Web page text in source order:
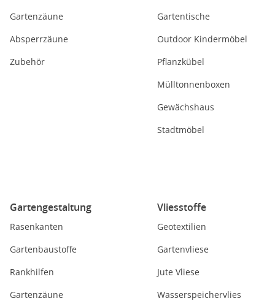
Gartenzäune
Absperrzäune
Zubehör
Gartentische
Outdoor Kindermöbel
Pflanzkübel
Mülltonnenboxen
Gewächshaus
Stadtmöbel
Gartengestaltung
Rasenkanten
Gartenbaustoffe
Rankhilfen
Gartenzäune
Vliesstoffe
Geotextilien
Gartenvliese
Jute Vliese
Wasserspeichervlies